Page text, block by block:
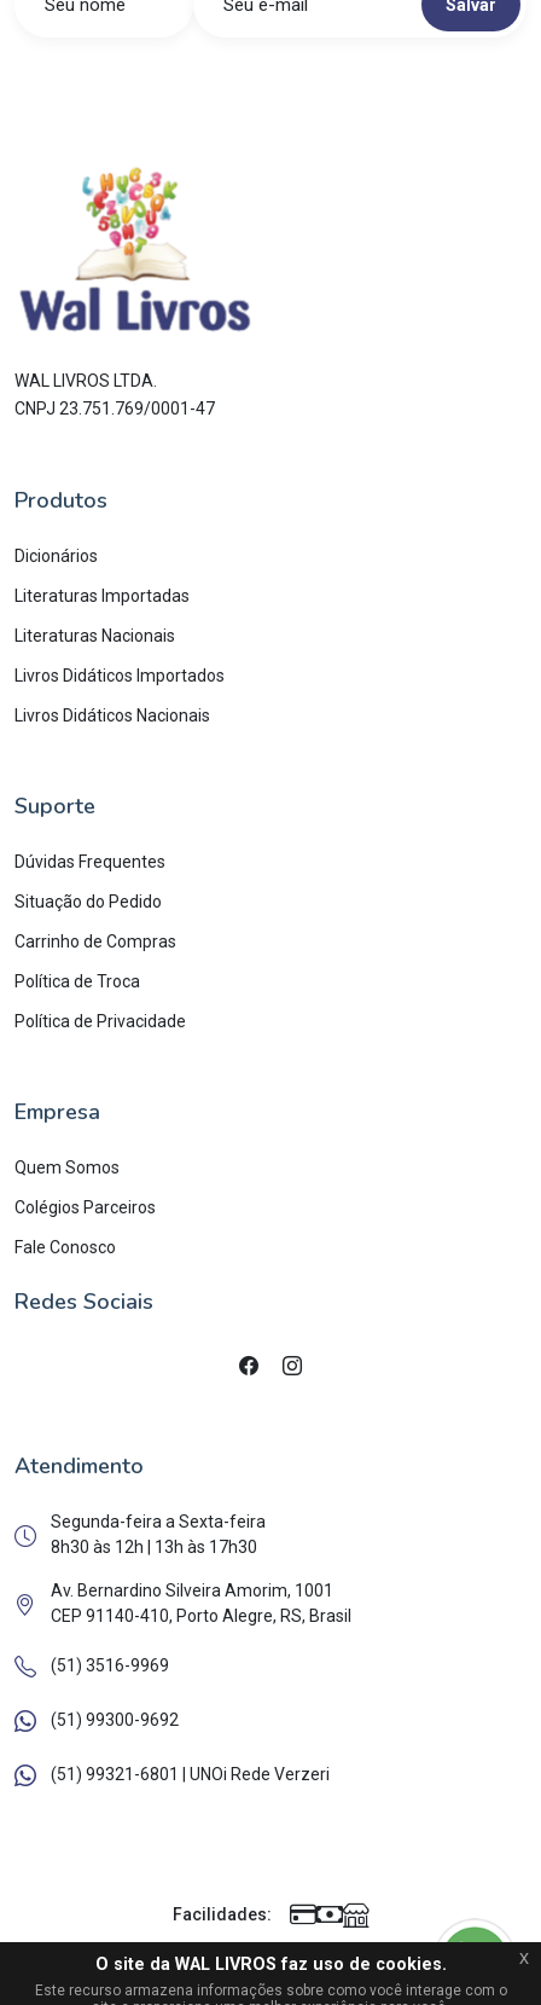
Salvar
WAL LIVROS LTDA.
CNPJ 23.751.769/0001-47
Produtos
Dicionários
Literaturas Importadas
Literaturas Nacionais
Livros Didáticos Importados
Livros Didáticos Nacionais
Suporte
Dúvidas Frequentes
Situação do Pedido
Carrinho de Compras
Política de Troca
Política de Privacidade
Empresa
Quem Somos
Colégios Parceiros
Fale Conosco
Redes Sociais
Atendimento
Segunda-feira a Sexta-feira
8h30 às 12h | 13h às 17h30
Av. Bernardino Silveira Amorim, 1001
CEP 91140-410, Porto Alegre, RS, Brasil
(51) 3516-9969
(51) 99300-9692
(51) 99321-6801 | UNOi Rede Verzeri
Facilidades:
O site da WAL LIVROS faz uso de cookies.
Este recurso armazena informações sobre como você interage com o
x